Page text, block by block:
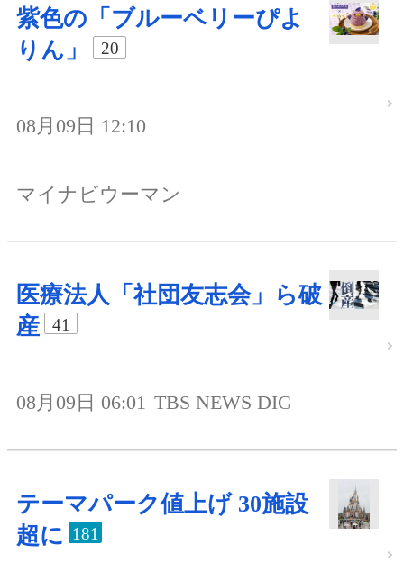
紫色の「ブルーベリーぴよ
りん」
20
08月09日 12:10
マイナビウーマン
医療法人「社団友志会」ら破
産
41
08月09日 06:01 TBS NEWS DIG
テーマパーク値上げ 30施設
超に 181